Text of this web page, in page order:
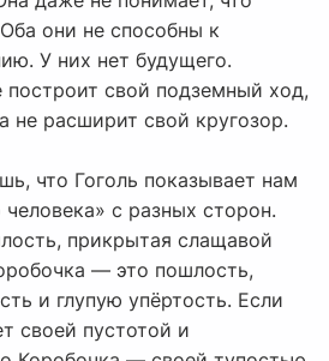
они не способны к
У них нет будущего.
построит свой подземный ход,
не расширит свой кругозор.
что Гоголь показывает нам
с разных сторон.
прикрытая слащавой
— это пошлость,
и глупую упёртость. Если
своей пустотой и